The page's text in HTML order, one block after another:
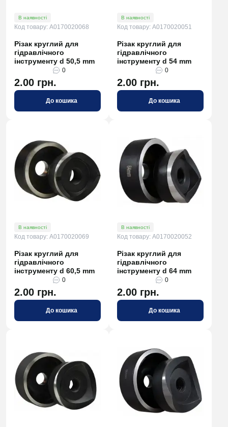
В наявності
Код товару: A0170020068
Різак круглий для
гідравлічного
інструменту d 50,5 mm
0
2.00 грн.
До кошика
В наявності
Код товару: A0170020051
Різак круглий для
гідравлічного
інструменту d 54 mm
0
2.00 грн.
До кошика
В наявності
Код товару: A0170020069
Різак круглий для
гідравлічного
інструменту d 60,5 mm
0
2.00 грн.
До кошика
В наявності
Код товару: A0170020052
Різак круглий для
гідравлічного
інструменту d 64 mm
0
2.00 грн.
До кошика